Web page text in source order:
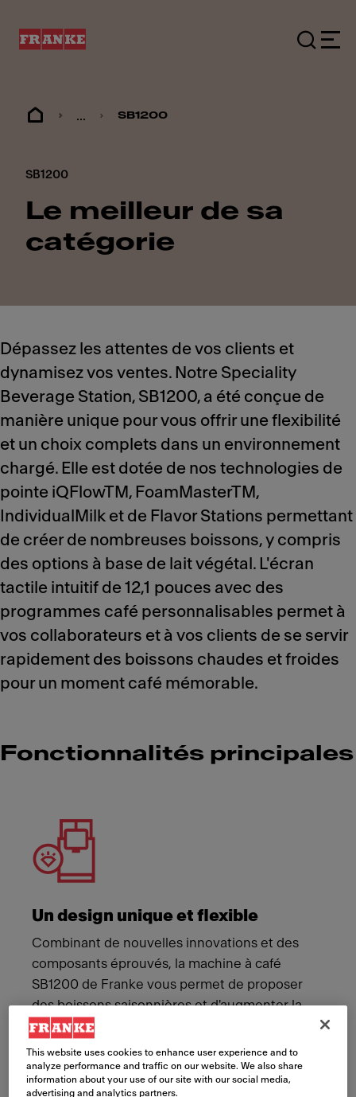
... SB1200
SB1200
Le meilleur de sa
catégorie
Dépassez les attentes de vos clients et
dynamisez vos ventes. Notre Speciality
Beverage Station, SB1200, a été conçue de
manière unique pour vous offrir une flexibilité
et un choix complets dans un environnement
chargé. Elle est dotée de nos technologies de
pointe iQFlowTM, FoamMasterTM,
IndividualMilk et de Flavor Stations permettant
de créer de nombreuses boissons, y compris
des options à base de lait végétal. L'écran
tactile intuitif de 12,1 pouces avec des
programmes café personnalisables permet à
vos collaborateurs et à vos clients de se servir
rapidement des boissons chaudes et froides
pour un moment café mémorable.
Fonctionnalités principales
Un design unique et flexible
Combinant de nouvelles innovations et des
composants éprouvés, la machine à café
SB1200 de Franke vous permet de proposer
des boissons saisonnières et d'augmenter la
capacité des boissons populaires pour des
clients satisfaits.
This website uses cookies to enhance user experience and to
analyze performance and traffic on our website. We also share
information about your use of our site with our social media,
advertising and analytics partners.